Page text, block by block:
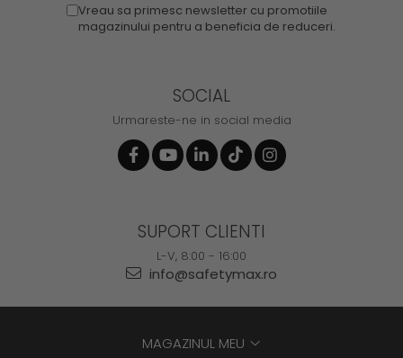
Vreau sa primesc newsletter cu promotiile
magazinului pentru a beneficia de reduceri.
SOCIAL
Urmareste-ne in social media
SUPORT CLIENTI
L-V, 8:00 - 16:00
info@safetymax.ro
MAGAZINUL MEU